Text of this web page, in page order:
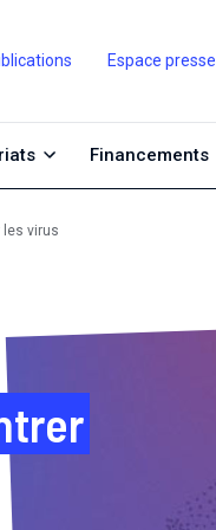
Espace presse
Financements
les virus